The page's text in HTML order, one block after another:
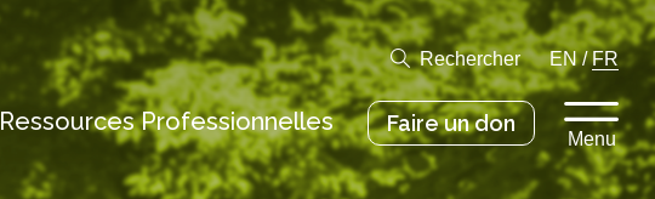
Rechercher EN/FR
Ressources Professionnelles Faire un don
Menu